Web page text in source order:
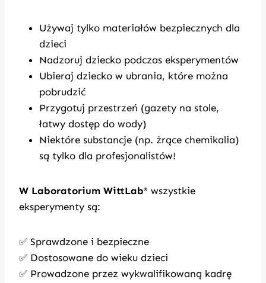
Używaj tylko materiałów bezpiecznych dla
dzieci
Nadzoruj dziecko podczas eksperymentów
Ubieraj dziecko w ubrania, które można
pobrudzić
Przygotuj przestrzeń (gazety na stole,
łatwy dostęp do wody)
Niektóre substancje (np. żrące chemikalia)
są tylko dla profesjonalistów!
W Laboratorium WittLab® wszystkie
eksperymenty są:
✅ Sprawdzone i bezpieczne
✅ Dostosowane do wieku dzieci
✅ Prowadzone przez wykwalifikowaną kadrę